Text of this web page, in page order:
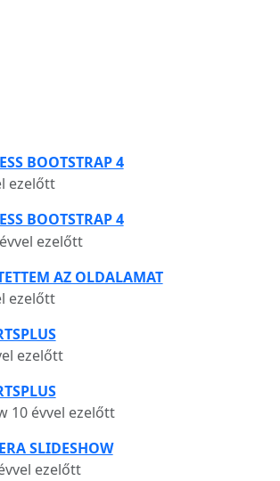
BOOTSTRAP 4
ezelőtt
BOOTSTRAP 4
ezelőtt
AZ OLDALAMAT
ezelőtt
ezelőtt
10 évvel ezelőtt
SLIDESHOW
ezelőtt